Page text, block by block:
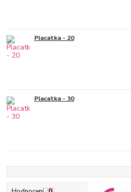
Placatka - 20
Placatka - 30